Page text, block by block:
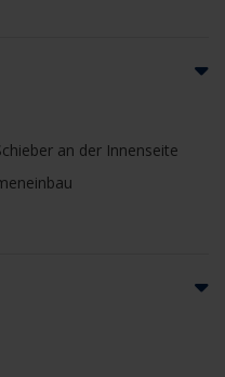
an der Innenseite